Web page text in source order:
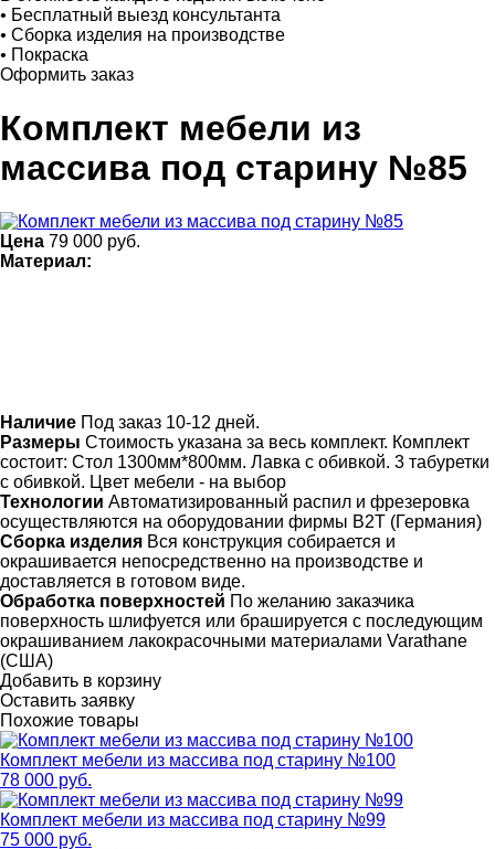
• Бесплатный выезд консультанта
• Сборка изделия на производстве
• Покраска
Оформить заказ
Комплект мебели из
массива под старину №85
Цена 79 000 руб.
Материал:
Наличие Под заказ 10-12 дней.
Размеры Стоимость указана за весь комплект. Комплект
состоит: Стол 1300мм*800мм. Лавка с обивкой. 3 табуретки
с обивкой. Цвет мебели - на выбор
Технологии Автоматизированный распил и фрезеровка
осуществляются на оборудовании фирмы B2T (Германия)
Сборка изделия Вся конструкция собирается и
окрашивается непосредственно на производстве и
доставляется в готовом виде.
Обработка поверхностей По желанию заказчика
поверхность шлифуется или брашируется с последующим
окрашиванием лакокрасочными материалами Varathane
(США)
Добавить в корзину
Оставить заявку
Похожие товары
Комплект мебели из массива под старину №100
78 000 руб.
Комплект мебели из массива под старину №99
75 000 руб.